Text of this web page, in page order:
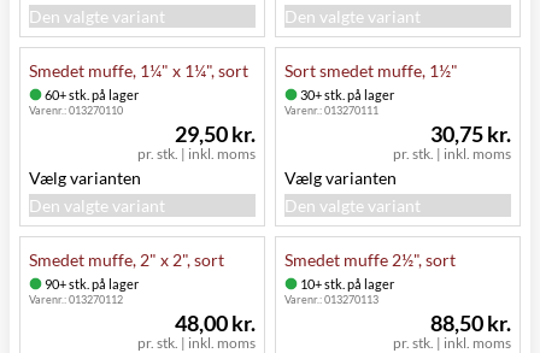
Den valgte variant
Den valgte variant
Smedet muffe, 1¼" x 1¼", sort
60+ stk. på lager
Varenr.:013270110
pr. stk. | inkl. moms
29,50 kr.
Vælg varianten
Den valgte variant
Sort smedet muffe, 1½"
30+ stk. på lager
Varenr.:013270111
pr. stk. | inkl. moms
30,75 kr.
Vælg varianten
Den valgte variant
Smedet muffe, 2" x 2", sort
90+ stk. på lager
Varenr.:013270112
pr. stk. | inkl. moms
48,00 kr.
Smedet muffe 2½", sort
10+ stk. på lager
Varenr.:013270113
pr. stk. | inkl. moms
88,50 kr.